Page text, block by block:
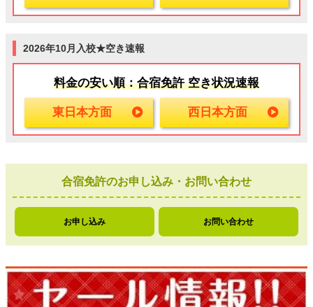
2026年10月入校★空き速報
料金の安い順：合宿免許 空き状況速報
東日本方面 西日本方面
合宿免許のお申し込み・お問い合わせ
お申し込み お問い合わせ